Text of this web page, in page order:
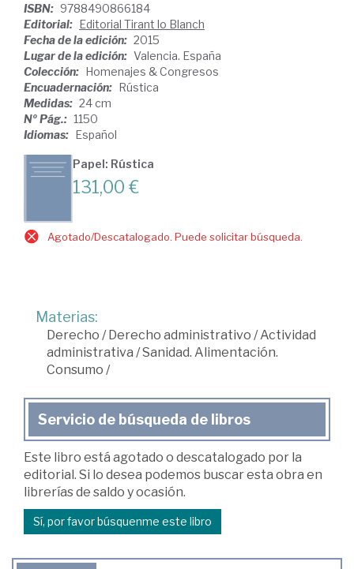
ISBN: 9788490866184
Editorial: Editorial Tirant lo Blanch
Fecha de la edición: 2015
Lugar de la edición: Valencia. España
Colección: Homenajes & Congresos
Encuadernación: Rústica
Medidas: 24 cm
Nº Pág.: 1150
Idiomas: Español
Papel: Rústica
131,00 €
Agotado/Descatalogado. Puede solicitar búsqueda.
Materias:
Derecho /Derecho administrativo /Actividad
administrativa /Sanidad. Alimentación.
Consumo /
Servicio de búsqueda de libros
Este libro está agotado o descatalogado por la
editorial. Si lo desea podemos buscar esta obra en
librerías de saldo y ocasión.
Sí, por favor búsquenme este libro